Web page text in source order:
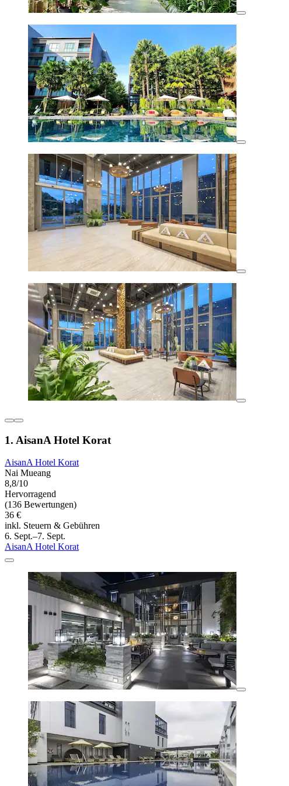
1. AisanA Hotel Korat
AisanA Hotel Korat
Nai Mueang
8,8/10
Hervorragend
(136 Bewertungen)
36 €
inkl. Steuern & Gebühren
6. Sept.–7. Sept.
AisanA Hotel Korat